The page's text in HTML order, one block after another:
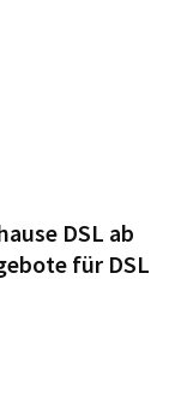
DSL ab
für DSL